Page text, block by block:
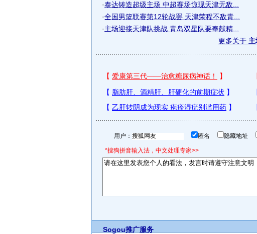
·泰达铸造超级主场 中超赛场惊现天津无敌...
·全国男篮联赛第12轮战罢 天津荣程不敌青...
·主场迎接天津队挑战 青岛双星队要奉献精...
更多关于
用户： 匿名 隐藏地址
*搜狗拼音输入法，中文处理专家>>
Sogou推广服务